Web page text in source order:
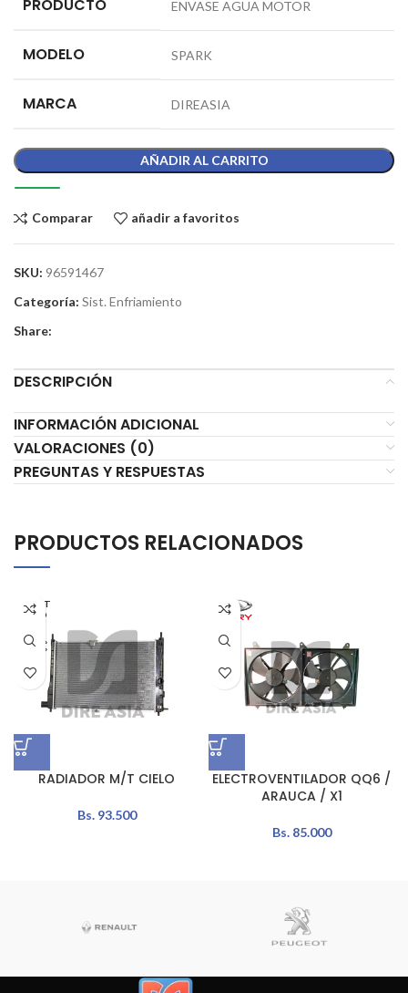
PRODUCTO ENVASE AGUA MOTOR
MODELO SPARK
MARCA DIREASIA
AÑADIR AL CARRITO
Comparar añadir a favoritos
SKU: 96591467
Categoría: Sist. Enfriamiento
Share:
DESCRIPCIÓN
INFORMACIÓN ADICIONAL
VALORACIONES (0)
PREGUNTAS Y RESPUESTAS
PRODUCTOS RELACIONADOS
AGOT
ADO
RADIADOR M/T CIELO
Bs.93.500
ELECTROVENTILADOR QQ6 /
ARAUCA / X1
Bs.85.000